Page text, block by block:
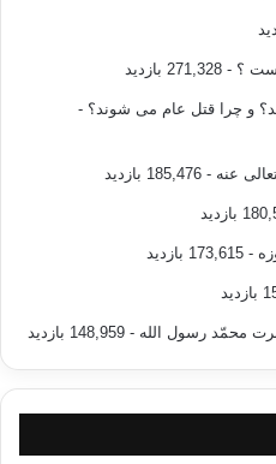
؟ - 271,328 بازدید
و چرا قتل عام می شوند؟ -
عنه - 185,476 بازدید
- 173,615 بازدید
محمّد رسول الله - 148,959 بازدید